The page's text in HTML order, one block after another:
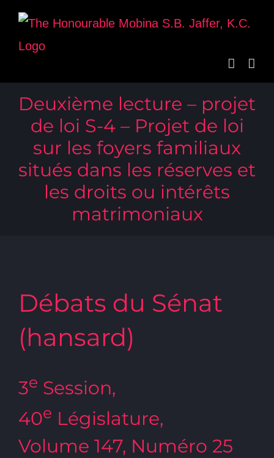
Skip
content
Deuxième lecture – projet
de loi S-4 – Projet de loi
sur les foyers familiaux
situés dans les réserves et
les droits ou intérêts
matrimoniaux
Débats du Sénat
(hansard)
3e Session,
40e Législature,
Volume 147, Numéro 25